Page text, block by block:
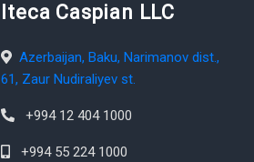
Iteca Caspian LLC
Azerbaijan, Baku, Narimanov dist.,
61, Zaur Nudiraliyev st.
+994 12 404 1000
+994 55 224 1000